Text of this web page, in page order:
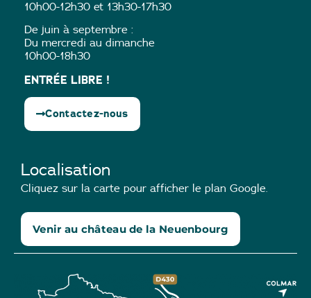
10h00-12h30 et 13h30-17h30
De juin à septembre :
Du mercredi au dimanche
10h00-18h30
ENTRÉE LIBRE !
Contactez-nous
Localisation
Cliquez sur la carte pour afficher le plan Google.
Venir au château de la Neuenbourg